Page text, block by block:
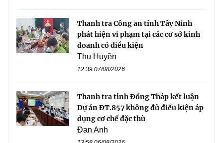
Thanh tra Công an tỉnh Tây Ninh
phát hiện vi phạm tại các cơ sở kinh
doanh có điều kiện
Thu Huyền
12:39 07/08/2026
Thanh tra tỉnh Đồng Tháp kết luận
Dự án ĐT.857 không đủ điều kiện áp
dụng cơ chế đặc thù
Đan Anh